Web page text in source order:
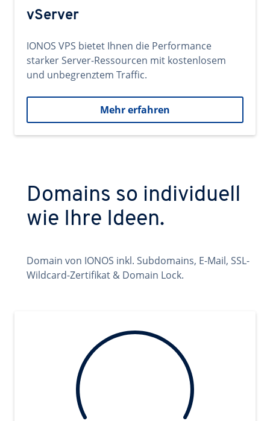
vServer
IONOS VPS bietet Ihnen die Performance
starker Server-Ressourcen mit kostenlosem
und unbegrenztem Traffic.
Mehr erfahren
Domains so individuell
wie Ihre Ideen.
Domain von IONOS inkl. Subdomains, E-Mail, SSL-
Wildcard-Zertifikat & Domain Lock.